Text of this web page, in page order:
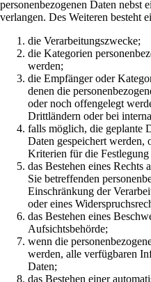
personenbezogenen Daten nebst
verlangen. Des Weiteren besteht
die Verarbeitungszwecke;
die Kategorien
werden;
die Empfänger oder
denen die
oder noch offengelegt
Drittländern oder bei
falls möglich, die geplante
Daten gespeichert werden,
Kriterien für die Festlegung
das Bestehen eines
Sie betreffenden
Einschränkung der
oder eines
das Bestehen eines
Aufsichtsbehörde;
wenn die
werden, alle verfügbaren
Daten;
das Bestehen einer